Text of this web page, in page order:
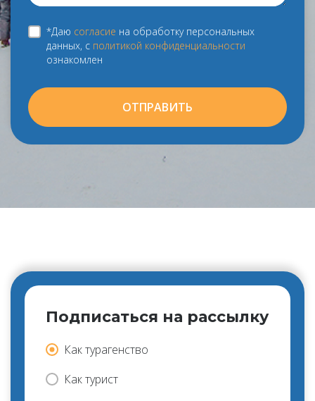
*Даю согласие на обработку персональных
данных, с политикой конфиденциальности
ознакомлен
ОТПРАВИТЬ
Подписаться на рассылку
Как турагенство
Как турист